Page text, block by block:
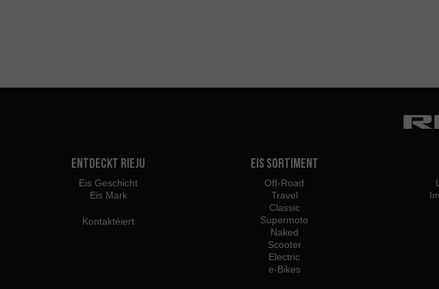
Entdeckt Rieju
Eis Geschicht
Eis Mark
Kontaktéiert
Eis Sortiment
Off-Road
Travel
Classic
Supermoto
Naked
Scooter
Electric
e-Bikes